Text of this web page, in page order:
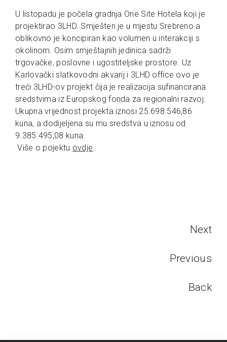
U listopadu je počela gradnja One Site Hotela koji je
projektirao 3LHD. Smješten je u mjestu Srebreno a
oblikovno je koncipiran kao volumen u interakciji s
okolinom. Osim smještajnih jedinica sadrži
trgovačke, poslovne i ugostiteljske prostore. Uz
Karlovački slatkovodni akvarij i 3LHD office ovo je
treći 3LHD-ov projekt čija je realizacija sufinancirana
sredstvima iz Europskog fonda za regionalni razvoj.
Ukupna vrijednost projekta iznosi 25.698.546,86
kuna, a dodijeljena su mu sredstva u iznosu od
9.385.495,08 kuna.
Više o pojektu ovdje
Next
Previous
Back